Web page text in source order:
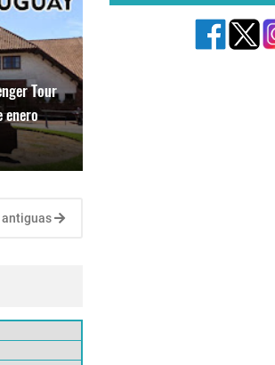
Tour
enero
antiguas